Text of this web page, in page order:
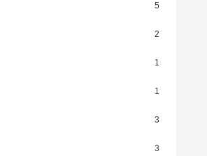
5
2
1
1
3
3